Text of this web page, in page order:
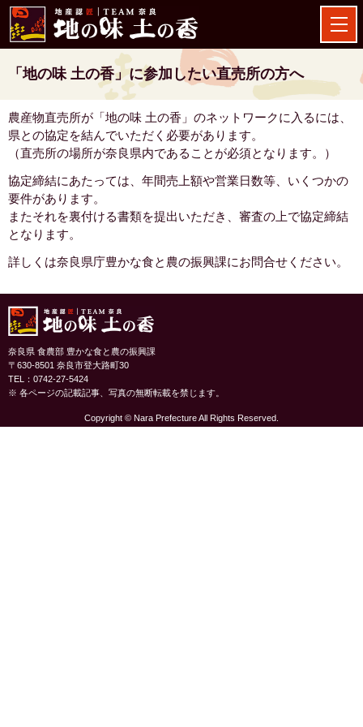
地産認匠 TEAM奈良 地の味 土の
香
「地の味 土の香」に参加したい直売所の方へ
農産物直売所が「地の味 土の香」のネットワークに入るには、
県との協定を結んでいただく必要があります。
（直売所の場所が奈良県内であることが必須となります。）
協定締結にあたっては、年間売上額や営業日数等、いくつかの
要件があります。
またそれを裏付ける書類を提出いただき、審査の上で協定締結
となります。
詳しくは奈良県庁豊かな食と農の振興課にお問合せください。
地産認匠 TEAM奈良 地の味 土の香
奈良県 食農部 豊かな食と農の振興課
〒630-8501 奈良市登大路町30
TEL：0742-27-5424
※ 各ページの記載記事、写真の無断転載を禁じます。
Copyright © Nara Prefecture All Rights Reserved.